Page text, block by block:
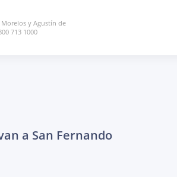
Morelos y Agustín de
713 1000
a San Fernando